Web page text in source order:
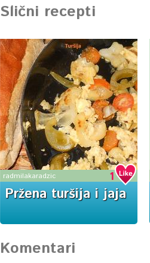
Slični recepti
radmilakaradzic 1
Pržena turšija i jaja
Komentari